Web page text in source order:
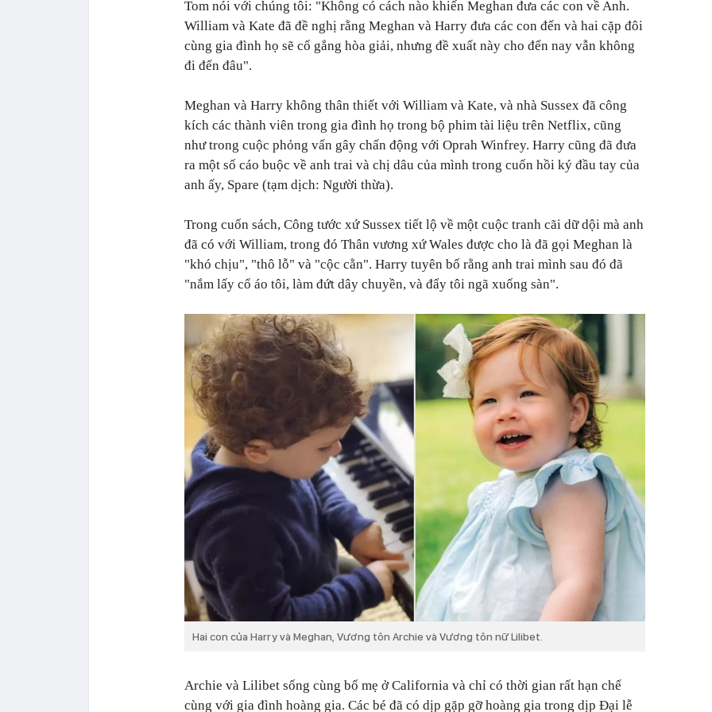
Tom nói với chúng tôi: "Không có cách nào khiến Meghan đưa các con về Anh.
William và Kate đã đề nghị rằng Meghan và Harry đưa các con đến và hai cặp đôi
cùng gia đình họ sẽ cố gắng hòa giải, nhưng đề xuất này cho đến nay vẫn không
đi đến đâu".
Meghan và Harry không thân thiết với William và Kate, và nhà Sussex đã công
kích các thành viên trong gia đình họ trong bộ phim tài liệu trên Netflix, cũng
như trong cuộc phỏng vấn gây chấn động với Oprah Winfrey. Harry cũng đã đưa
ra một số cáo buộc về anh trai và chị dâu của mình trong cuốn hồi ký đầu tay của
anh ấy, Spare (tạm dịch: Người thừa).
Trong cuốn sách, Công tước xứ Sussex tiết lộ về một cuộc tranh cãi dữ dội mà anh
đã có với William, trong đó Thân vương xứ Wales được cho là đã gọi Meghan là
"khó chịu", "thô lỗ" và "cộc cằn". Harry tuyên bố rằng anh trai mình sau đó đã
"nắm lấy cổ áo tôi, làm đứt dây chuyền, và đẩy tôi ngã xuống sàn".
Hai con của Harry và Meghan, Vương tôn Archie và Vương tôn nữ Lilibet.
Archie và Lilibet sống cùng bố mẹ ở California và chỉ có thời gian rất hạn chế
cùng với gia đình hoàng gia. Các bé đã có dịp gặp gỡ hoàng gia trong dịp Đại lễ